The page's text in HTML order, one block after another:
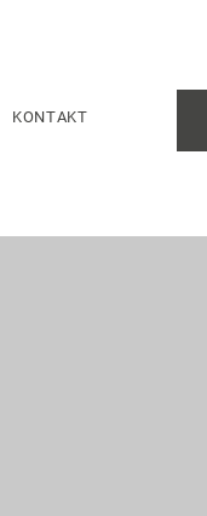
KONTAKT